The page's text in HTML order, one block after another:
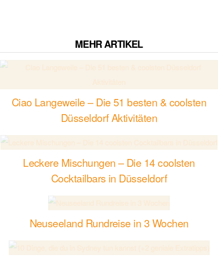
MEHR ARTIKEL
Ciao Langeweile – Die 51 besten & coolsten
Düsseldorf Aktivitäten
Leckere Mischungen – Die 14 coolsten
Cocktailbars in Düsseldorf
Neuseeland Rundreise in 3 Wochen